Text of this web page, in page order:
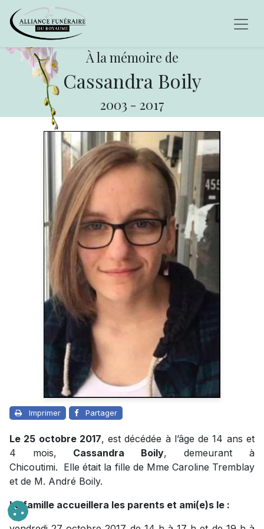
À la mémoire de
Cassandra Boily
2003 - 2017
Imprimer Partager
Le 25 octobre 2017, est décédée à l’âge de 14 ans et
4 mois, Cassandra Boily, demeurant à
Chicoutimi. Elle était la fille de Mme Caroline Tremblay
et de M. André Boily.
La famille accueillera les parents et ami(e)s le :